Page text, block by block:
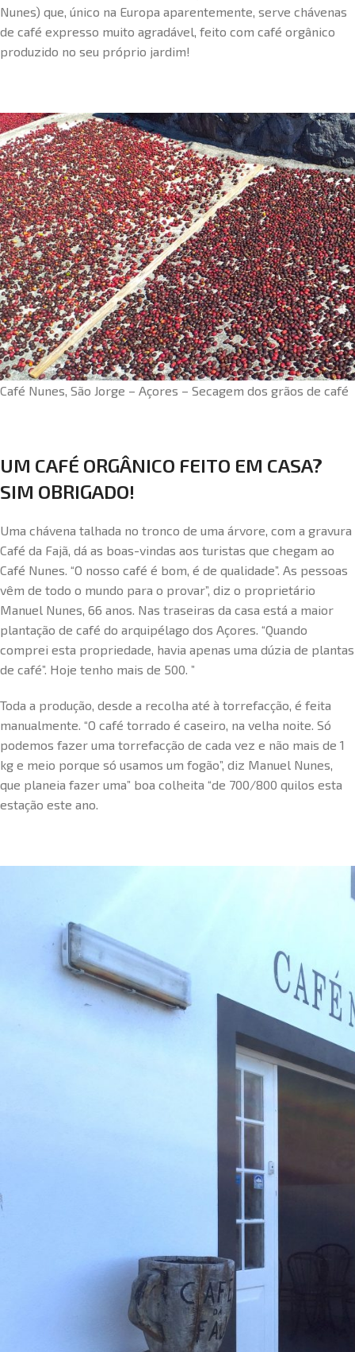
Nunes) que, único na Europa aparentemente, serve chávenas
de café expresso muito agradável, feito com café orgânico
produzido no seu próprio jardim!
Café Nunes, São Jorge – Açores – Secagem dos grãos de café
UM CAFÉ ORGÂNICO FEITO EM CASA?
SIM OBRIGADO!
Uma chávena talhada no tronco de uma árvore, com a gravura
Café da Fajã, dá as boas-vindas aos turistas que chegam ao
Café Nunes. “O nosso café é bom, é de qualidade”. As pessoas
vêm de todo o mundo para o provar”, diz o proprietário
Manuel Nunes, 66 anos. Nas traseiras da casa está a maior
plantação de café do arquipélago dos Açores. “Quando
comprei esta propriedade, havia apenas uma dúzia de plantas
de café”. Hoje tenho mais de 500. ”
Toda a produção, desde a recolha até à torrefacção, é feita
manualmente. “O café torrado é caseiro, na velha noite. Só
podemos fazer uma torrefacção de cada vez e não mais de 1
kg e meio porque só usamos um fogão”, diz Manuel Nunes,
que planeia fazer uma” boa colheita “de 700/800 quilos esta
estação este ano.